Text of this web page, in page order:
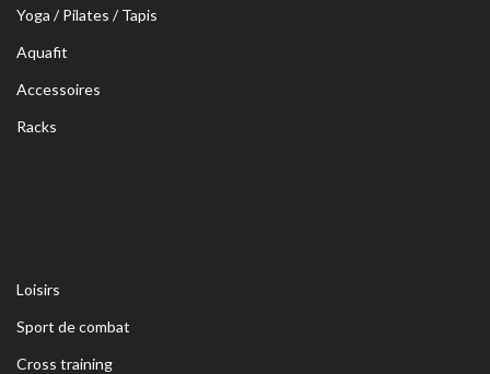
Yoga / Pilates / Tapis
Aquafit
Accessoires
Racks
Loisirs
Sport de combat
Cross training